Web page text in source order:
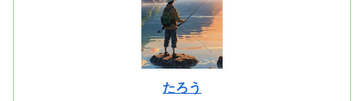
たろう